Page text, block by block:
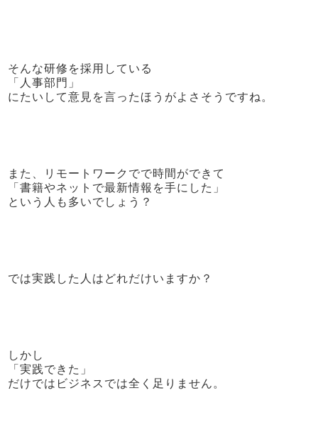
そんな研修を採用している
「人事部門」
にたいして意見を言ったほうがよさそうですね。
また、リモートワークでで時間ができて
「書籍やネットで最新情報を手にした」
という人も多いでしょう？
では実践した人はどれだけいますか？
しかし
「実践できた」
だけではビジネスでは全く足りません。